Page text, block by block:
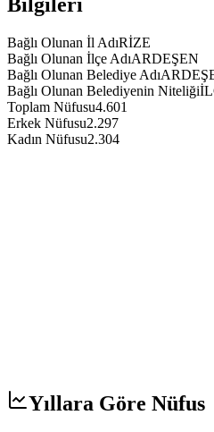
Bağlı Olunan İl AdıRİZE
Bağlı Olunan İlçe AdıARDEŞEN
Bağlı Olunan Belediye Adı
Bağlı Olunan Belediyenin Niteliği
Toplam Nüfusu4.601
Erkek Nüfusu2.297
Kadın Nüfusu2.304
Yıllara Göre Nüfus